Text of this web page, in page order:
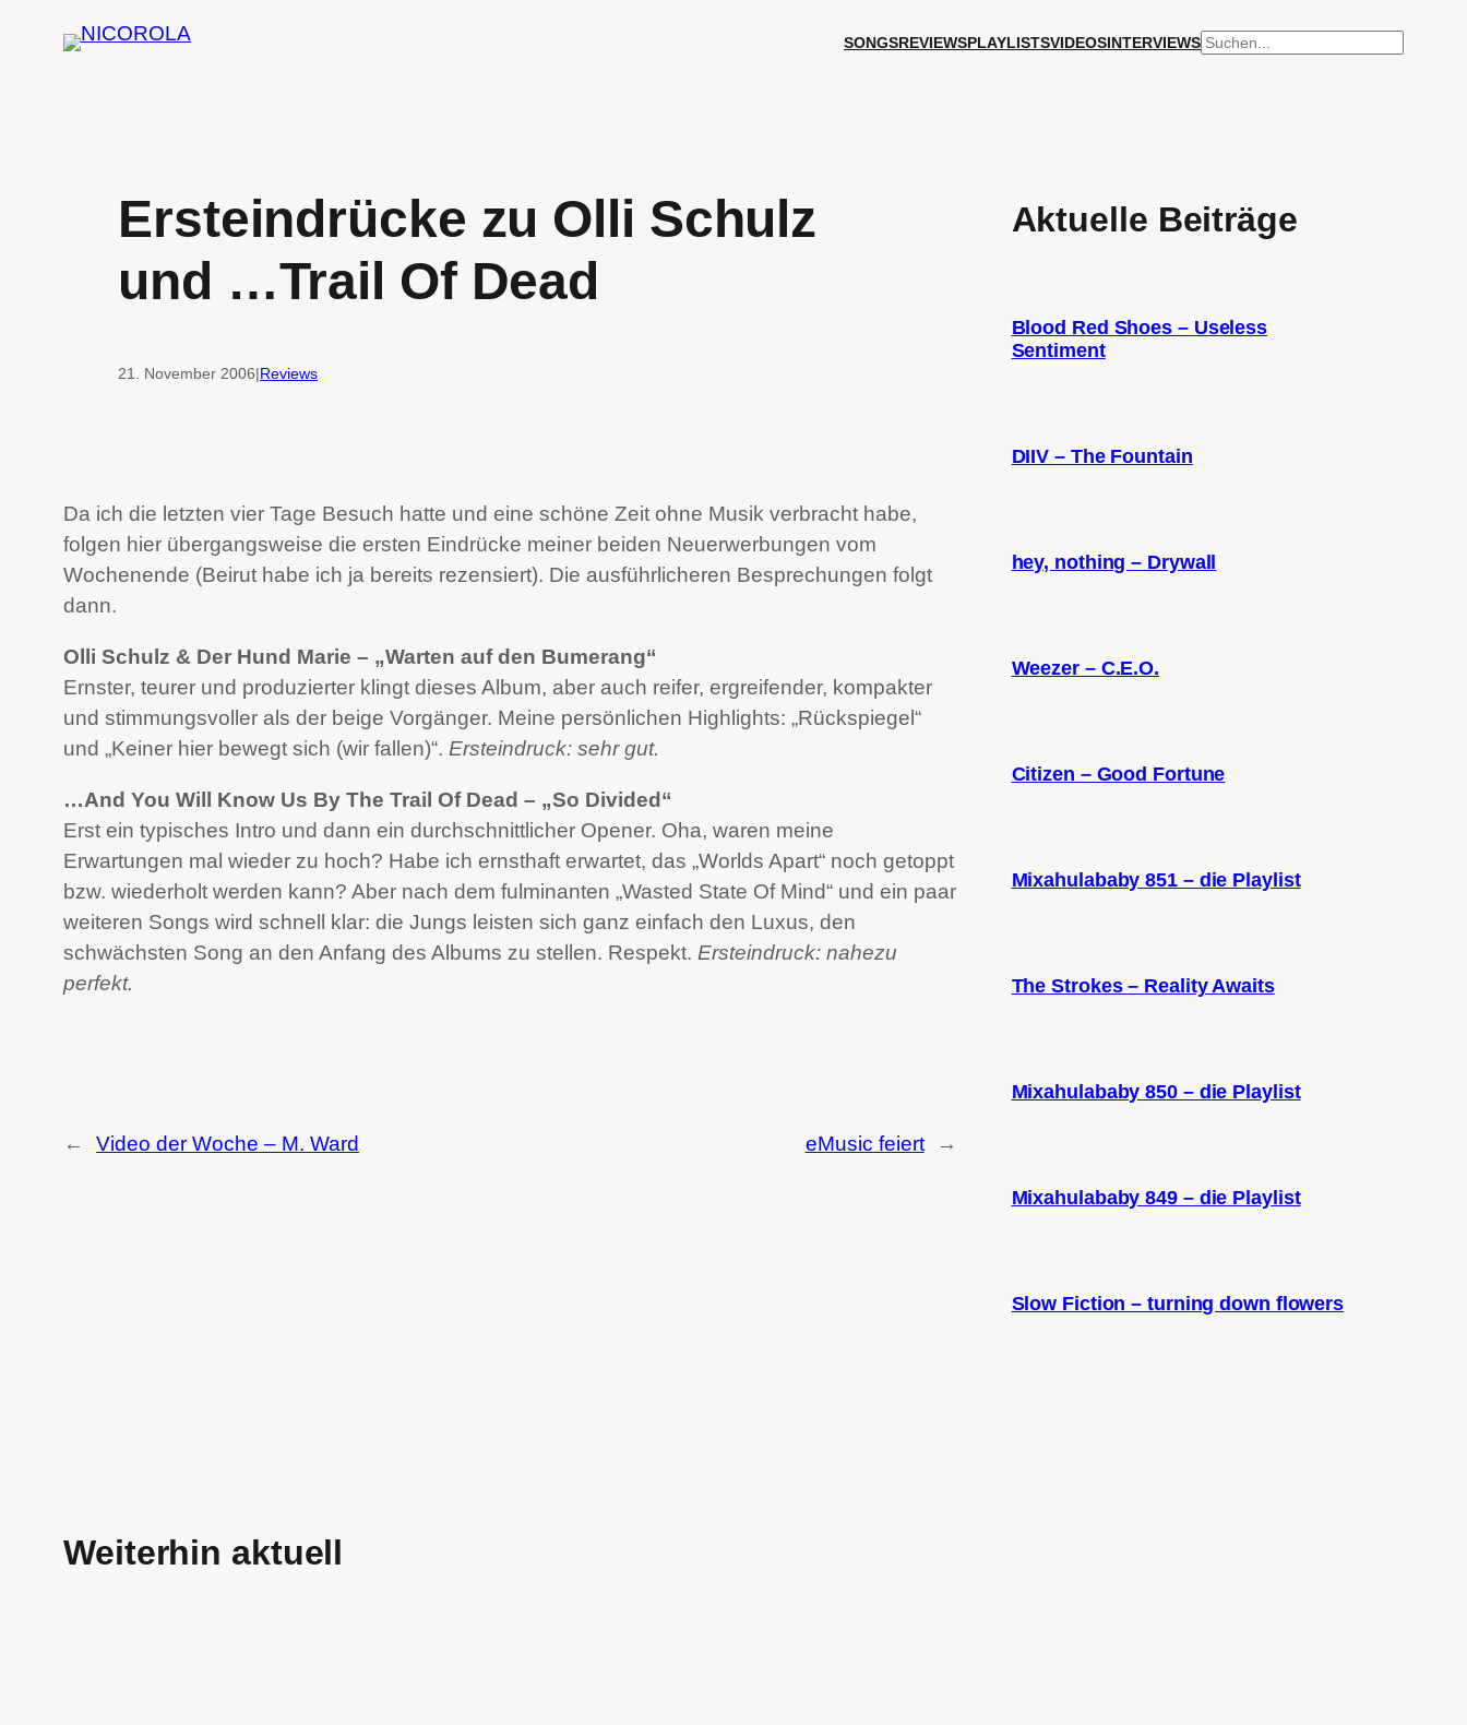
SONGSREVIEWSPLAYLISTSVIDEOSINTERVIEWSSUCHEN
Ersteindrücke zu Olli Schulz
und …Trail Of Dead
21. November 2006|Reviews
Da ich die letzten vier Tage Besuch hatte und eine schöne Zeit ohne Musik verbracht habe,
folgen hier übergangsweise die ersten Eindrücke meiner beiden Neuerwerbungen vom
Wochenende (Beirut habe ich ja bereits rezensiert). Die ausführlicheren Besprechungen folgt
dann.
Olli Schulz & Der Hund Marie – „Warten auf den Bumerang“
Ernster, teurer und produzierter klingt dieses Album, aber auch reifer, ergreifender, kompakter
und stimmungsvoller als der beige Vorgänger. Meine persönlichen Highlights: „Rückspiegel“
und „Keiner hier bewegt sich (wir fallen)“. Ersteindruck: sehr gut.
…And You Will Know Us By The Trail Of Dead – „So Divided“
Erst ein typisches Intro und dann ein durchschnittlicher Opener. Oha, waren meine
Erwartungen mal wieder zu hoch? Habe ich ernsthaft erwartet, das „Worlds Apart“ noch getoppt
bzw. wiederholt werden kann? Aber nach dem fulminanten „Wasted State Of Mind“ und ein paar
weiteren Songs wird schnell klar: die Jungs leisten sich ganz einfach den Luxus, den
schwächsten Song an den Anfang des Albums zu stellen. Respekt. Ersteindruck: nahezu
perfekt.
← Video der Woche – M. Ward eMusic feiert →
Aktuelle Beiträge
Blood Red Shoes – Useless
Sentiment
DIIV – The Fountain
hey, nothing – Drywall
Weezer – C.E.O.
Citizen – Good Fortune
Mixahulababy 851 – die Playlist
The Strokes – Reality Awaits
Mixahulababy 850 – die Playlist
Mixahulababy 849 – die Playlist
Slow Fiction – turning down flowers
Weiterhin aktuell